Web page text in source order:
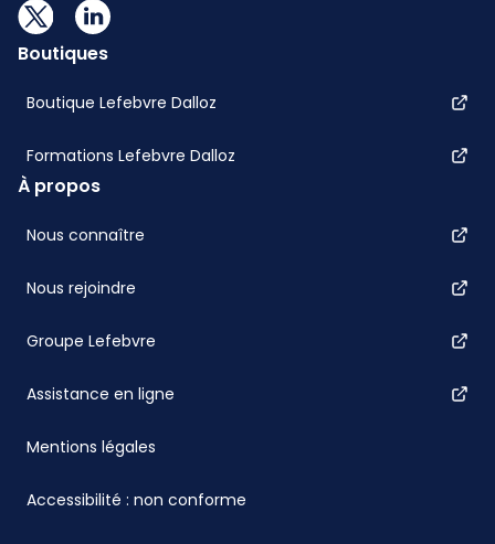
Boutiques
Boutique Lefebvre Dalloz
Formations Lefebvre Dalloz
À propos
Nous connaître
Nous rejoindre
Groupe Lefebvre
Assistance en ligne
Mentions légales
Accessibilité : non conforme